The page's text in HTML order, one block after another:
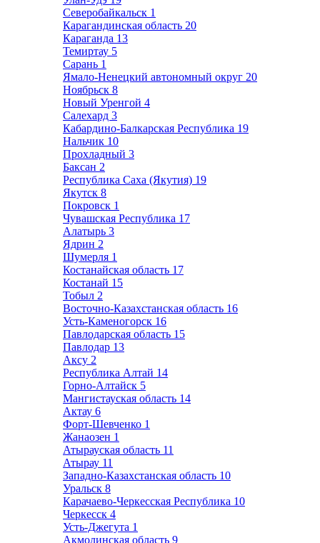
Северобайкальск 1
Карагандинская область 20
Караганда 13
Темиртау 5
Сарань 1
Ямало-Ненецкий автономный округ 20
Ноябрьск 8
Новый Уренгой 4
Салехард 3
Кабардино-Балкарская Республика 19
Нальчик 10
Прохладный 3
Баксан 2
Республика Саха (Якутия) 19
Якутск 8
Покровск 1
Чувашская Республика 17
Алатырь 3
Ядрин 2
Шумерля 1
Костанайская область 17
Костанай 15
Тобыл 2
Восточно-Казахстанская область 16
Усть-Каменогорск 16
Павлодарская область 15
Павлодар 13
Аксу 2
Республика Алтай 14
Горно-Алтайск 5
Мангистауская область 14
Актау 6
Форт-Шевченко 1
Жанаозен 1
Атырауская область 11
Атырау 11
Западно-Казахстанская область 10
Уральск 8
Карачаево-Черкесская Республика 10
Черкесск 4
Усть-Джегута 1
Акмолинская область 9